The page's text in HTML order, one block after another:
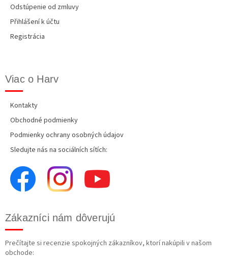
Odstúpenie od zmluvy
Přihlášení k účtu
Registrácia
Viac o Harv
Kontakty
Obchodné podmienky
Podmienky ochrany osobných údajov
Sledujte nás na sociálních sítích:
Zákazníci nám dôverujú
Prečítajte si recenzie spokojných zákazníkov, ktorí nakúpili v našom
obchode: